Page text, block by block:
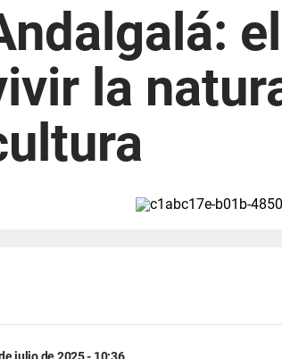
la
julio de 2025 - 10:36